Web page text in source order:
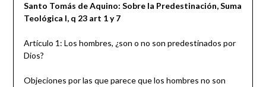
Santo Tomás de Aquino: Sobre la Predestinación, Suma
Teológica I, q 23 art 1 y 7
Artículo 1: Los hombres, ¿son o no son predestinados por
Dios?
Objeciones por las que parece que los hombres no son